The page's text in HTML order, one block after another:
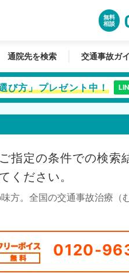
無料
相談
通院先を検索 交通事故ガ
び方」プレゼント中！
指定の条件での検索
ください。
方。全国の交通事故治療（
0120-